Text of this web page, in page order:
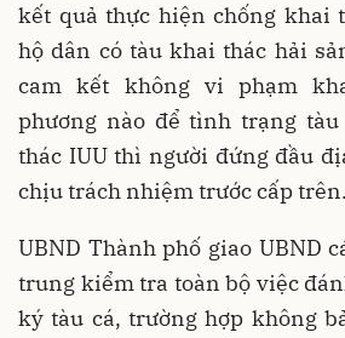
kết quả thực hiện chống khai
hộ dân có tàu khai thác hải
cam kết không vi phạm
phương nào để tình trạng
thác IUU thì người đứng đầu
chịu trách nhiệm trước cấp trên.
UBND Thành phố giao UBND
trung kiểm tra toàn bộ việc
ký tàu cá, trường hợp không